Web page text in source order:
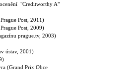
"Creditworthy A"
Post, 2011)
Post, 2009)
prague.tv, 2003)
ústav, 2001)
(Grand Prix Obce